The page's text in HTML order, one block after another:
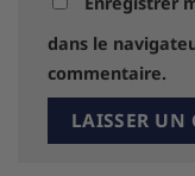
dans le
commentaire.